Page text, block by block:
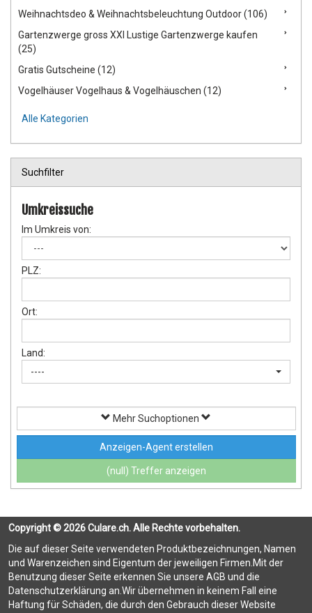
Weihnachtsdeo & Weihnachtsbeleuchtung Outdoor (106)
Gartenzwerge gross XXl Lustige Gartenzwerge kaufen
(25)
Gratis Gutscheine (12)
Vogelhäuser Vogelhaus & Vogelhäuschen (12)
Alle Kategorien
Suchfilter
Umkreissuche
Im Umkreis von:
PLZ:
Ort:
Land:
----
Mehr Suchoptionen
Anzeigen-Agent erstellen
(null) Treffer anzeigen
Copyright © 2026 Culare.ch. Alle Rechte vorbehalten.
Die auf dieser Seite verwendeten Produktbezeichnungen, Namen
und Warenzeichen sind Eigentum der jeweiligen Firmen.Mit der
Benutzung dieser Seite erkennen Sie unsere AGB und die
Datenschutzerklärung an.Wir übernehmen in keinem Fall eine
Haftung für Schäden, die durch den Gebrauch dieser Website